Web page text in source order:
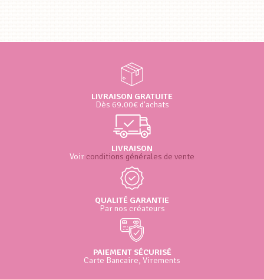
LIVRAISON GRATUITE
Dès 69.00€ d'achats
LIVRAISON
Voir conditions générales de vente
QUALITÉ GARANTIE
Par nos créateurs
PAIEMENT SÉCURISÉ
Carte Bancaire, Virements